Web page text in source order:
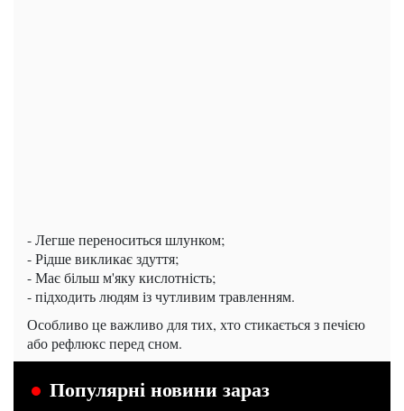
- Легше переноситься шлунком;
- Рідше викликає здуття;
- Має більш м'яку кислотність;
- підходить людям із чутливим травленням.
Особливо це важливо для тих, хто стикається з печією
або рефлюкс перед сном.
Популярні новини зараз